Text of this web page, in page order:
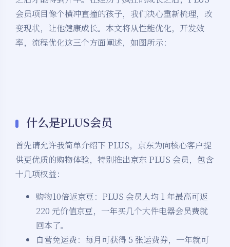
会员项目像个横冲直撞的孩子，我们决心重新梳理，改
变现状，让他健康成长。本文将从性能优化，开发效
率，流程优化这三个方面阐述，如图所示：
什么是PLUS会员
首先请允许我简单介绍下 PLUS，京东为向核心客户提
供更优质的购物体验，特别推出京东 PLUS 会员，包含
十几项权益：
购物10倍返京豆：PLUS 会员人均 1 年最高可返
220 元价值京豆，一年买几个大件电器会员费就
回本了。
自营免运费：每月可获得 5 张运费券，一年就可